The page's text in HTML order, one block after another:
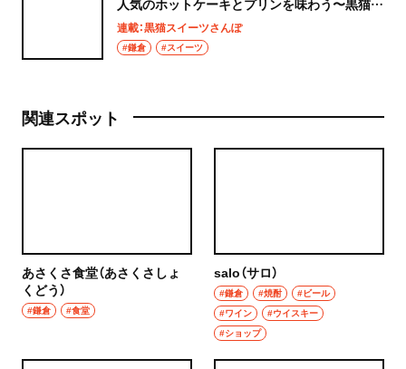
イーツ散歩 鎌倉編③〜
連載：黒猫スイーツさんぽ
#鎌倉 #スイーツ
関連スポット
あさくさ食堂（あさくさしょ
くどう）
#鎌倉 #食堂
salo（サロ）
#鎌倉 #焼酎
#ビール
#ワイン
#ウイスキー
#ショップ